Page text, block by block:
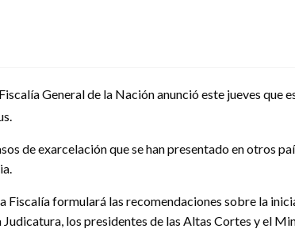
General de la Nación anunció este jueves
de exarcelación que se han presentado en
Fiscalía formulará las recomendaciones sobre la
los presidentes de las Altas Cortes y el